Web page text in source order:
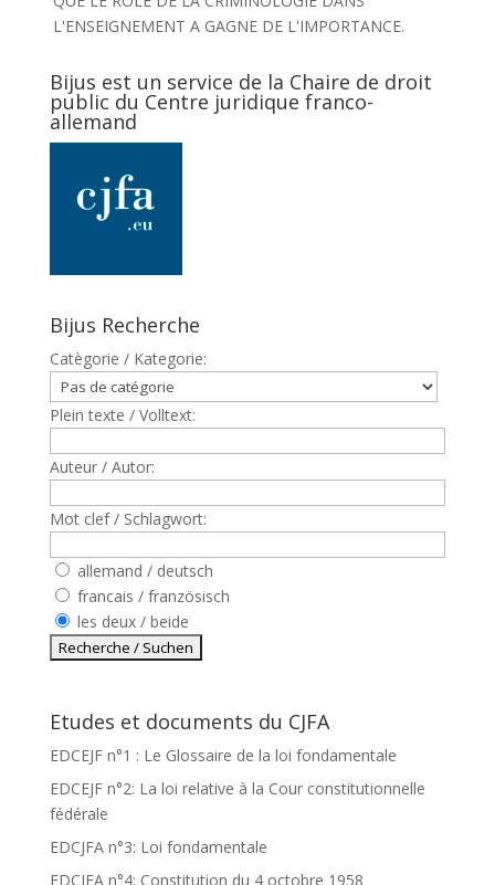
L'ENSEIGNEMENT A GAGNE DE L'IMPORTANCE.
Bijus est un service de la Chaire de droit
public du Centre juridique franco-
allemand
Bijus Recherche
Catègorie / Kategorie:
Plein texte / Volltext:
Auteur / Autor:
Mot clef / Schlagwort:
allemand / deutsch
francais / französisch
les deux / beide
Etudes et documents du CJFA
EDCEJF n°1 : Le Glossaire de la loi fondamentale
EDCEJF n°2: La loi relative à la Cour constitutionnelle
fédérale
EDCJFA n°3: Loi fondamentale
EDCJFA n°4: Constitution du 4 octobre 1958